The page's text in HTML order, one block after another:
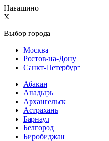
Навашино
X
Выбор города
Москва
Ростов-на-Дону
Санкт-Петербург
Абакан
Анадырь
Архангельск
Астрахань
Барнаул
Белгород
Биробиджан